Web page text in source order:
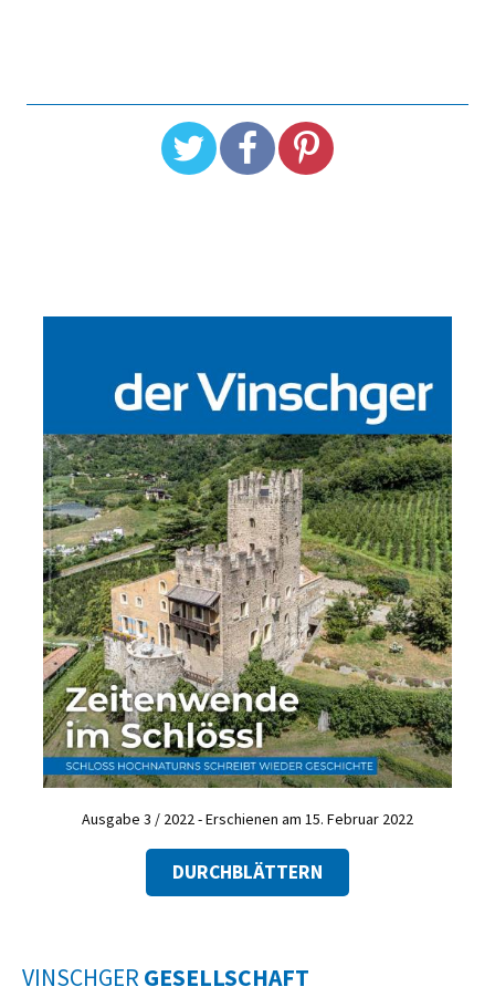
Ausgabe 3 / 2022 - Erschienen am 15. Februar 2022
DURCHBLÄTTERN
VINSCHGER GESELLSCHAFT